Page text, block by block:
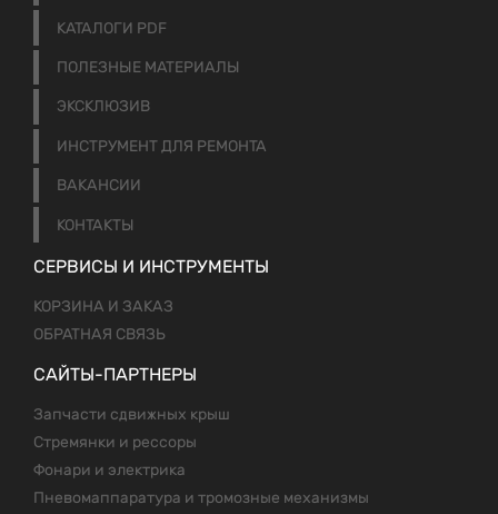
КАТАЛОГИ PDF
ПОЛЕЗНЫЕ МАТЕРИАЛЫ
ЭКСКЛЮЗИВ
ИНСТРУМЕНТ ДЛЯ РЕМОНТА
ВАКАНСИИ
КОНТАКТЫ
СЕРВИСЫ И ИНСТРУМЕНТЫ
КОРЗИНА И ЗАКАЗ
ОБРАТНАЯ СВЯЗЬ
САЙТЫ-ПАРТНЕРЫ
Запчасти сдвижных крыш
Стремянки и рессоры
Фонари и электрика
Пневомаппаратура и тромозные механизмы